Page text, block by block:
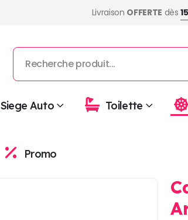
Livraison OFFERTE dès
Siege Auto Toilette
Promo